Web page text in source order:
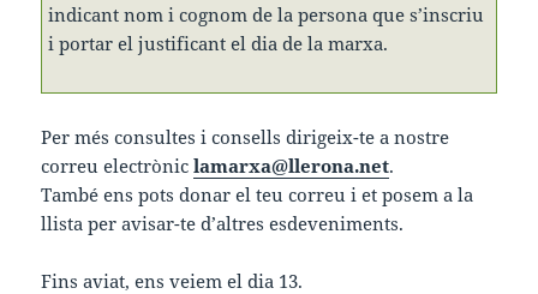
indicant nom i cognom de la persona que s’inscriu
i portar el justificant el dia de la marxa.
Per més consultes i consells dirigeix-te a nostre
correu electròniclamarxa@llerona.net.
També ens pots donar el teu correu i et posem a la
llista per avisar-te d’altres esdeveniments.
Fins aviat, ens veiem el dia 13.